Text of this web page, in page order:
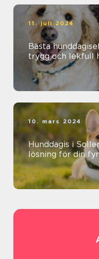
11. juli 2024
Bästa
trygg och lekfull
10. mars 2024
Hunddagis i
lösning för din